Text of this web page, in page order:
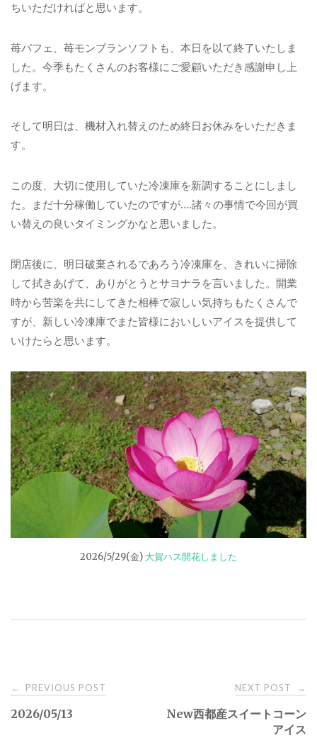
ちいただければと思います。
苺パフェ、苺モンブランソフトも、本日を以て終了いたしま
した。今季もたくさんのお客様にご愛顧いただき感謝申し上
げます。
そして明日は、機材入れ替えのため終日お休みをいただきま
す。
この度、大切に使用していた冷凍庫を新調することにしまし
た。まだ十分稼働していたのですが….諸々の事情で今回が買
い替えの良いタイミングかなと思いました。
閉店後に、明日破棄されるであろう冷凍庫を、きれいに掃除
して拭きあげて、ありがとうとサヨナラを言いました。開業
時から苦楽を共にしてきた相棒で寂しい気持ちもたくさんで
すが、新しい冷凍庫でまた皆様においしいアイスを提供して
いけたらと思います。
2026/5/29(金) 大賀ハス開花しました
P
← PREVIOUS POST
2026/05/13
NEXT POST →
New西都産スイートコーン
アイス